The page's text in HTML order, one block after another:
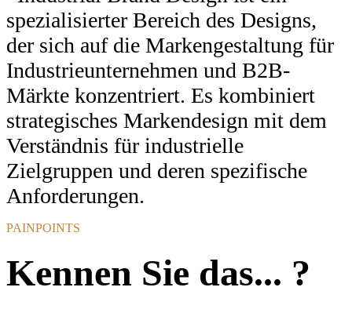
spezialisierter Bereich des Designs,
der sich auf die Markengestaltung für
Industrieunternehmen und B2B-
Märkte konzentriert. Es kombiniert
strategisches Markendesign mit dem
Verständnis für industrielle
Zielgruppen und deren spezifische
Anforderungen.
PAINPOINTS
Kennen Sie das... ?